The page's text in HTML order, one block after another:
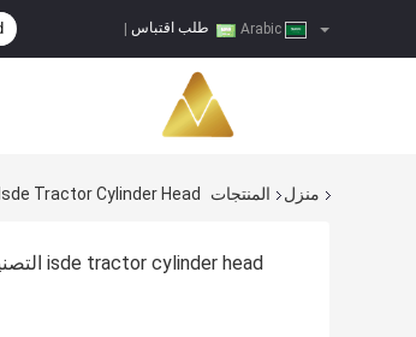
طلب اقتباس
منزل المنتجات Isde Tractor Cylinder Head
isde tractor cylinder head التصنيع عبر الإنترنت